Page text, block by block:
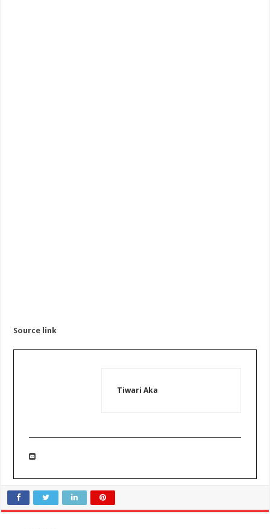
Source link
Tiwari Aka